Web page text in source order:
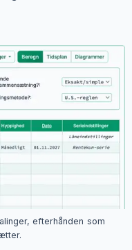
efterhånden som